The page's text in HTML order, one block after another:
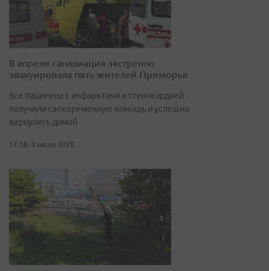
В апреле санавиация экстренно
эвакуировала пять жителей Приморья
Все пациенты с инфарктами и стенокардией
получили своевременную помощь и успешно
вернулись домой
17:38, 3 июня 2026